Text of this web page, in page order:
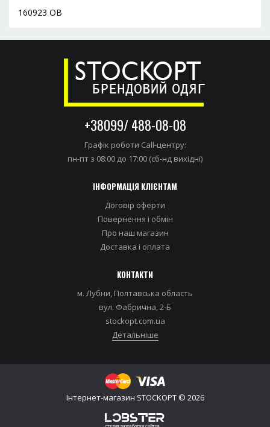
160923 ОВ
+38099/ 488-08-08
Графік роботи Call-центру:
пн-пт з 08:00 до 17:00 (сб-нд вихідні)
ІНФОРМАЦІЯ КЛІЄНТАМ
Договір оферти
Повернення і обмін
Про наш магазин
Доставка i оплата
КОНТАКТИ
м. Лубни, Полтавська область
вул. Фабрична, 2-Б
stockopt.com.ua
Детальніше
Iнтернет-магазин STOCKOPT © 2026